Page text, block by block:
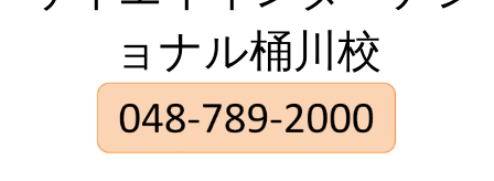
ョナル桶川校